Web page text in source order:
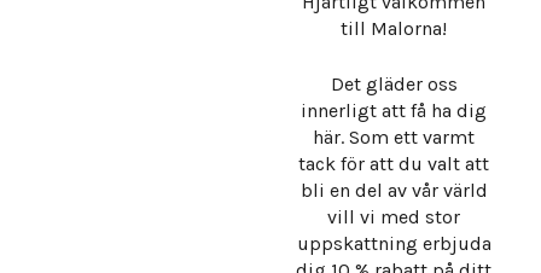
Hantera samtycke
till Malorna!
Det gläder oss
innerligt att få ha dig
här. Som ett varmt
tack för att du valt att
bli en del av vår värld
vill vi med stor
uppskattning erbjuda